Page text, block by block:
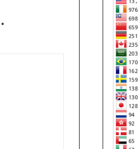
*